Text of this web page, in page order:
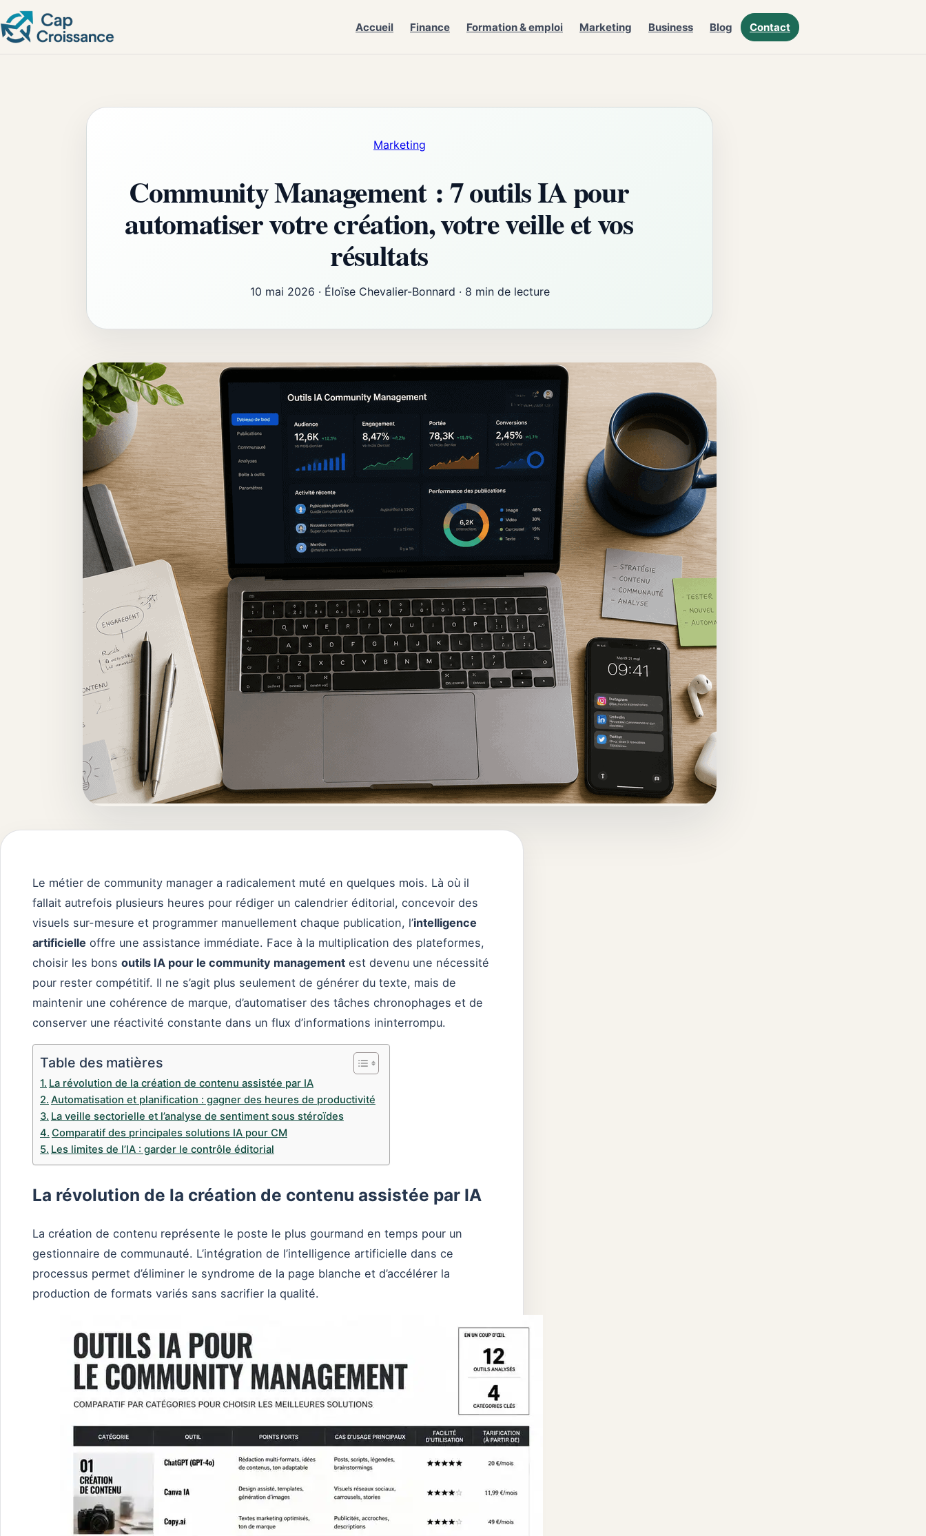
Accueil Finance Formation & emploi Marketing Business Blog Contact
Marketing
Community Management : 7 outils IA pour
automatiser votre création, votre veille et vos
résultats
10 mai 2026 · Éloïse Chevalier-Bonnard · 8 min de lecture
Le métier de community manager a radicalement muté en quelques mois. Là où il
fallait autrefois plusieurs heures pour rédiger un calendrier éditorial, concevoir des
visuels sur-mesure et programmer manuellement chaque publication, l’intelligence
artificielle offre une assistance immédiate. Face à la multiplication des plateformes,
choisir les bons outils IA pour le community management est devenu une nécessité
pour rester compétitif. Il ne s’agit plus seulement de générer du texte, mais de
maintenir une cohérence de marque, d’automatiser des tâches chronophages et de
conserver une réactivité constante dans un flux d’informations ininterrompu.
Table des matières
La révolution de la création de contenu assistée par IA
Automatisation et planification : gagner des heures de productivité
La veille sectorielle et l’analyse de sentiment sous stéroïdes
Comparatif des principales solutions IA pour CM
Les limites de l’IA : garder le contrôle éditorial
La révolution de la création de contenu assistée par IA
La création de contenu représente le poste le plus gourmand en temps pour un
gestionnaire de communauté. L’intégration de l’intelligence artificielle dans ce
processus permet d’éliminer le syndrome de la page blanche et d’accélérer la
production de formats variés sans sacrifier la qualité.